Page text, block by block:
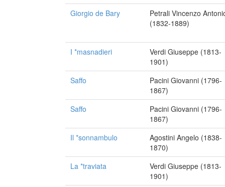
Giorgio de Bary
Petrali Vincenzo
(1832-1889)
I *masnadieri
Verdi Giuseppe (1813-
1901)
Saffo
Pacini Giovanni (1796-
1867)
Saffo
Pacini Giovanni (1796-
1867)
Il *sonnambulo
Agostini Angelo (1838-
1870)
La *traviata
Verdi Giuseppe (1813-
1901)